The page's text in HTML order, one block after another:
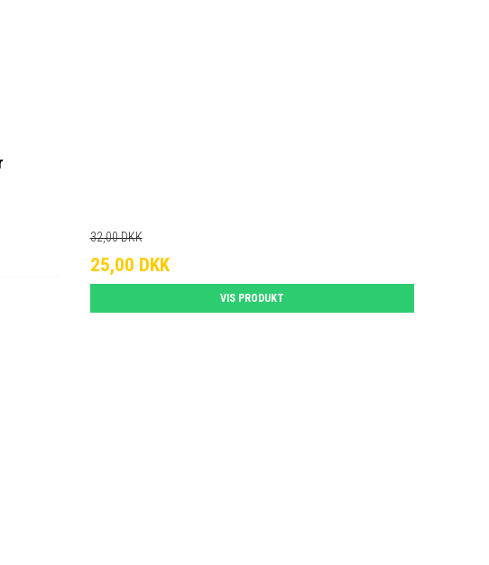
32,00 DKK
25,00 DKK
VIS PRODUKT